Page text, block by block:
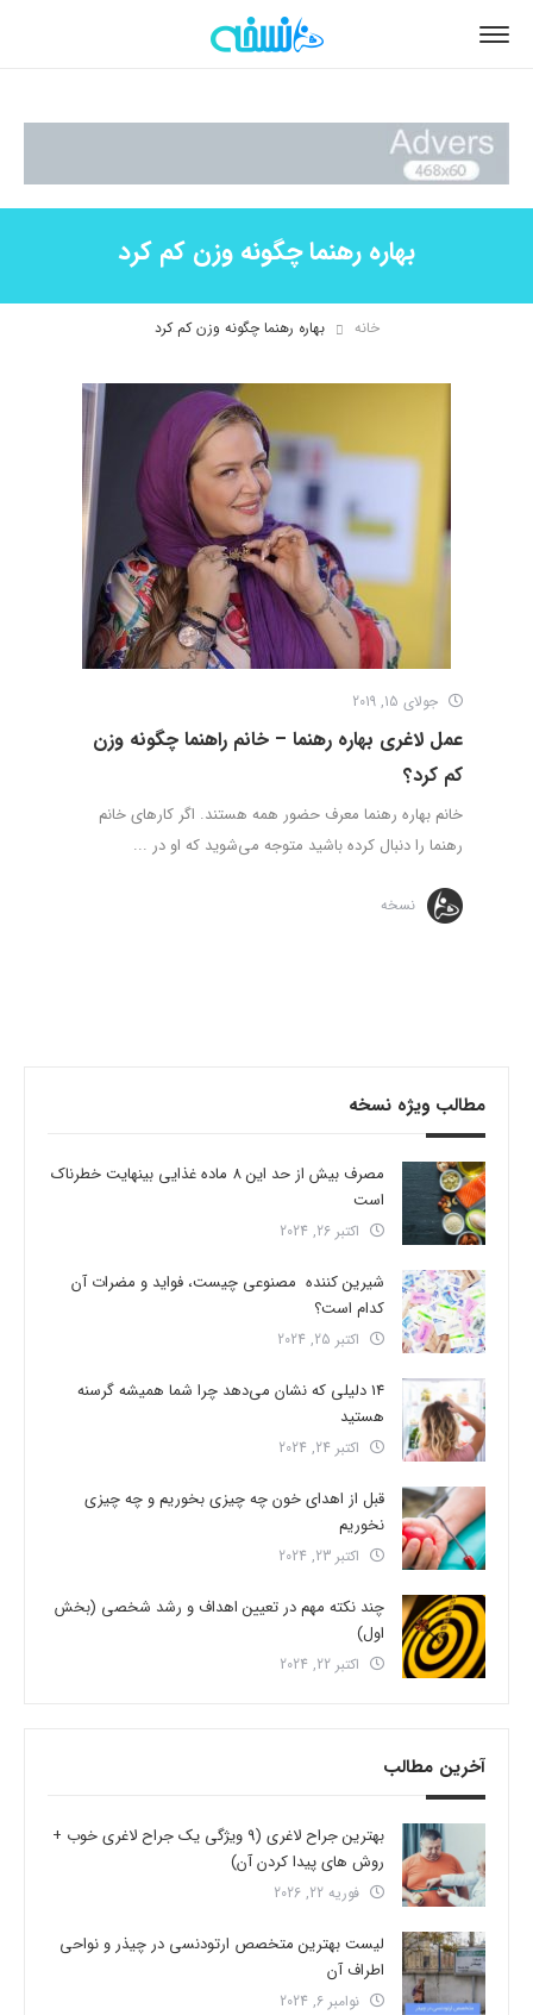
بهاره رهنما چگونه وزن کم کرد
خانه بهاره رهنما چگونه وزن کم کرد
جولای 15, 2019
عمل لاغری بهاره رهنما – خانم راهنما چگونه وزن
کم کرد؟
خانم بهاره رهنما معرف حضور همه هستند. اگر کارهای خانم
رهنما را دنبال کرده باشید متوجه می‌شوید که او در ...
نسخه
مطالب ویژه نسخه
مصرف بیش از حد این 8 ماده غذایی بینهایت خطرناک
است
اکتبر 26, 2024
شیرین کننده مصنوعی چیست، فواید و مضرات آن
کدام است؟
اکتبر 25, 2024
14 دلیلی که نشان می‌دهد چرا شما همیشه گرسنه
هستید
اکتبر 24, 2024
قبل از اهدای خون چه چیزی بخوریم و چه چیزی
نخوریم
اکتبر 23, 2024
چند نکته مهم در تعیین اهداف و رشد شخصی (بخش
اول)
اکتبر 22, 2024
آخرین مطالب
بهترین جراح لاغری (9 ویژگی یک جراح لاغری خوب +
روش های پیدا کردن آن)
فوریه 22, 2026
لیست بهترین متخصص ارتودنسی در چیذر و نواحی
اطراف آن
نوامبر 6, 2024